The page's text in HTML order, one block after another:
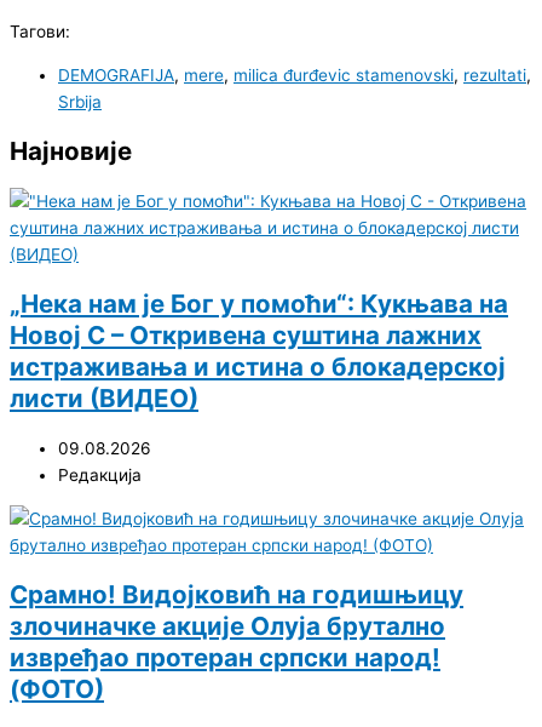
Тагови:
DEMOGRAFIJA, mere, milica đurđevic stamenovski, rezultati,
Srbija
Најновије
„Нека нам је Бог у помоћи“: Кукњава на
Новој С – Откривена суштина лажних
истраживања и истина о блокадерској
листи (ВИДЕО)
09.08.2026
Редакција
Срамно! Видојковић на годишњицу
злочиначке акције Олуја брутално
извређао протеран српски народ!
(ФОТО)